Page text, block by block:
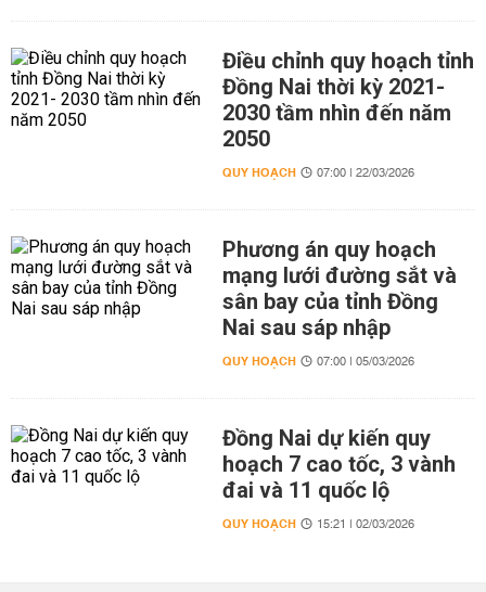
Điều chỉnh quy hoạch tỉnh
Đồng Nai thời kỳ 2021-
2030 tầm nhìn đến năm
2050
QUY HOẠCH 07:00 | 22/03/2026
Phương án quy hoạch
mạng lưới đường sắt và
sân bay của tỉnh Đồng
Nai sau sáp nhập
QUY HOẠCH 07:00 | 05/03/2026
Đồng Nai dự kiến quy
hoạch 7 cao tốc, 3 vành
đai và 11 quốc lộ
QUY HOẠCH 15:21 | 02/03/2026